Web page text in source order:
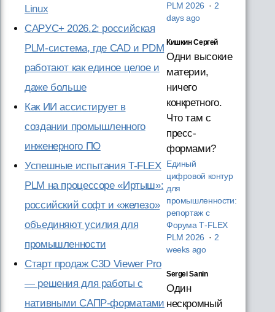
Linux
САРУС+ 2026.2: российская
PLM-система, где CAD и PDM
работают как единое целое и
даже больше
Как ИИ ассистирует в
создании промышленного
инженерного ПО
Успешные испытания T-FLEX
PLM на процессоре «Иртыш»:
российский софт и «железо»
объединяют усилия для
промышленности
Старт продаж C3D Viewer Pro
— решения для работы с
нативными САПР-форматами
PLM 2026 · 2
days ago
Кишкин Сергей
Одни высокие
материи,
ничего
конкретного.
Что там с
пресс-
формами?
Единый
цифровой контур
для
промышленности:
репортаж с
Форума T‑FLEX
PLM 2026 · 2
weeks ago
Sergei Sanin
Один
нескромный